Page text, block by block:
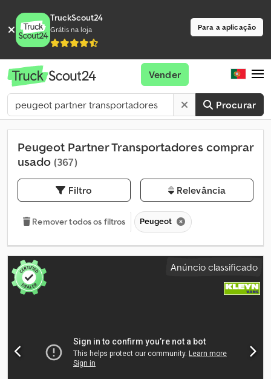
TruckScout24
Grátis na loja Para a aplicação
Procurar
Vender
Peugeot Partner Transportadores comprar
usado (367)
Filtro Relevância
Remover todos os filtros Peugeot
Anúncio classificado